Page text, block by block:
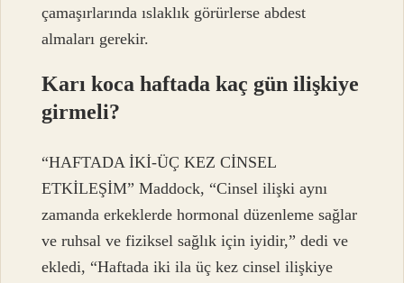
çamaşırlarında ıslaklık görürlerse abdest
almaları gerekir.
Karı koca haftada kaç gün ilişkiye
girmeli?
“HAFTADA İKİ-ÜÇ KEZ CİNSEL
ETKİLEŞİM” Maddock, “Cinsel ilişki aynı
zamanda erkeklerde hormonal düzenleme sağlar
ve ruhsal ve fiziksel sağlık için iyidir,” dedi ve
ekledi, “Haftada iki ila üç kez cinsel ilişkiye